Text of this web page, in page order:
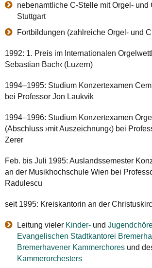
nebenamtliche C-Stelle mit Orgel- und
Stuttgart
Fortbildungen (zahlreiche Orgel- und
1992: 1. Preis im Internationalen
Sebastian Bach‹ (Luzern)
1994–1995: Studium Konzertexamen
bei Professor Jon Laukvik
1994–1996: Studium Konzertexamen
(Abschluss ›mit Auszeichnung‹) bei
Zerer
Feb. bis Juli 1995: Auslandssemester
an der Musikhochschule Wien bei
Radulescu
seit 1995: Kreiskantorin an der
Leitung vieler Kinder- und
Evangelischen Stadtkantorei
Bremerhavener Kammerchores und
Kammerorchesters